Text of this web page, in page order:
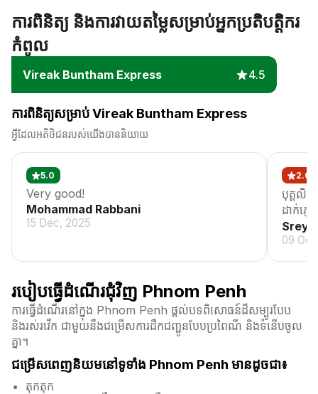
ការពិនិត្យ និងការវាយតម្លៃសម្រាប់អ្នកប្រតិបត្តិករ
កំពូល
Vireak Buntham Express 4.5
ការពិនិត្យសម្រាប់ Vireak Buntham Express
អ្វីដែលអតិថិជនរបស់យើងបាននិយាយ
5.0
Very good!
Mohammad Rabbani
15 Dec, 2025
2.0
បុគ្គលិក
ដាក់ភ្ញ
Srey
09
របៀបធ្វើដំណើរជុំវិញ Phnom Penh
ការធ្វើដំណើរនៅក្នុង Phnom Penh ផ្តល់បទពិសោធន៍ដ៏សម្បូរបែប
និងរស់រវើក ជាមួយនឹងជម្រើសការដឹកជញ្ជូនបែបប្រពៃណី និងទំនើបចូល
គ្នា។
ជម្រើសពេញនិយមនៅទូទាំង Phnom Penh មានដូចជា៖
តុកតុក